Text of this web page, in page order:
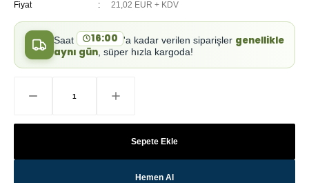
Fiyat
21,02 EUR + KDV
Saat 16:00 'a kadar verilen siparişler genellikle
aynı gün, süper hızla kargoda!
Sepete Ekle
Hemen Al